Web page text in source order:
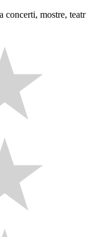
concerti, mostre,